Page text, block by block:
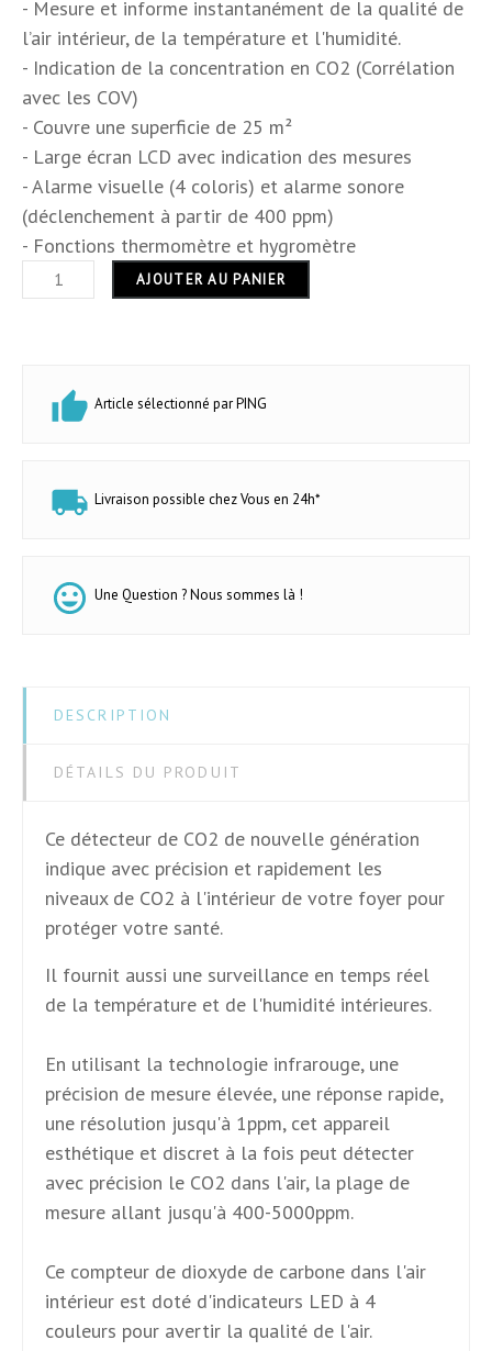
- Mesure et informe instantanément de la qualité de
l’air intérieur, de la température et l'humidité.
- Indication de la concentration en CO2 (Corrélation
avec les COV)
- Couvre une superficie de 25 m²
- Large écran LCD avec indication des mesures
- Alarme visuelle (4 coloris) et alarme sonore
(déclenchement à partir de 400 ppm)
- Fonctions thermomètre et hygromètre
AJOUTER AU PANIER
Article sélectionné par PING
Livraison possible chez Vous en 24h*
Une Question ? Nous sommes là !
DESCRIPTION
DÉTAILS DU PRODUIT
Ce détecteur de CO2 de nouvelle génération
indique avec précision et rapidement les
niveaux de CO2 à l'intérieur de votre foyer pour
protéger votre santé.
Il fournit aussi une surveillance en temps réel
de la température et de l'humidité intérieures.
En utilisant la technologie infrarouge, une
précision de mesure élevée, une réponse rapide,
une résolution jusqu'à 1ppm, cet appareil
esthétique et discret à la fois peut détecter
avec précision le CO2 dans l'air, la plage de
mesure allant jusqu'à 400-5000ppm.
Ce compteur de dioxyde de carbone dans l'air
intérieur est doté d'indicateurs LED à 4
couleurs pour avertir la qualité de l'air.
Hauteur
Largeur
Longueur 7 cm
Forme rectangulaire
USB USB
Usage